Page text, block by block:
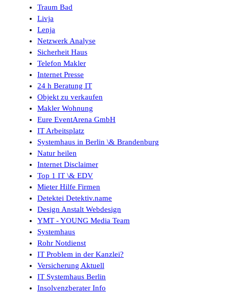
Traum Bad
Livja
Lenja
Netzwerk Analyse
Sicherheit Haus
Telefon Makler
Internet Presse
24 h Beratung IT
Objekt zu verkaufen
Makler Wohnung
Eure EventArena GmbH
IT Arbeitsplatz
Systemhaus in Berlin \& Brandenburg
Natur heilen
Internet Disclaimer
Top 1 IT \& EDV
Mieter Hilfe Firmen
Detektei Detektiv.name
Design Anstalt Webdesign
YMT - YOUNG Media Team
Systemhaus
Rohr Notdienst
IT Problem in der Kanzlei?
Versicherung Aktuell
IT Systemhaus Berlin
Insolvenzberater Info